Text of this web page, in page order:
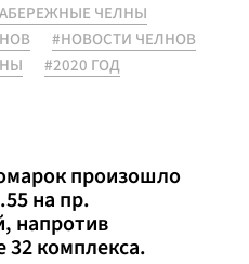
ЧЕЛНЫ
#НОВОСТИ ЧЕЛНОВ
#2020 ГОД
произошло
на пр.
напротив
32 комплекса.